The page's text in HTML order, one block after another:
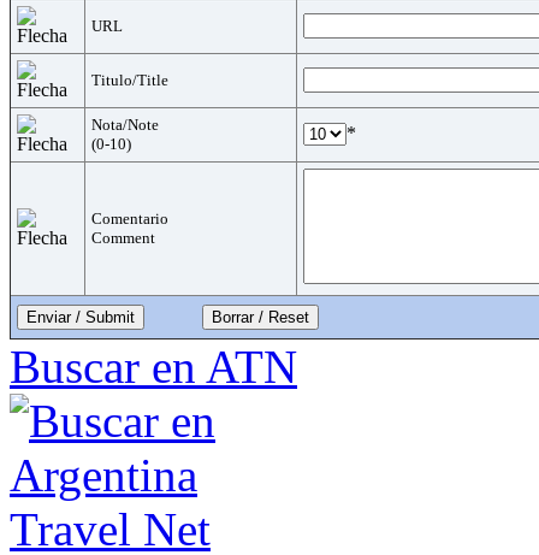
URL
Titulo/Title
Nota/Note
(0-10)
*
Comentario
Comment
Enviar / Submit
Buscar en ATN